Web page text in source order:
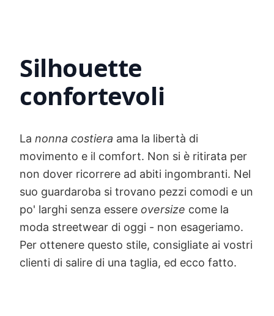
Silhouette
confortevoli
La nonna costiera ama la libertà di
movimento e il comfort. Non si è ritirata per
non dover ricorrere ad abiti ingombranti. Nel
suo guardaroba si trovano pezzi comodi e un
po' larghi senza essere oversize come la
moda streetwear di oggi - non esageriamo.
Per ottenere questo stile, consigliate ai vostri
clienti di salire di una taglia, ed ecco fatto.